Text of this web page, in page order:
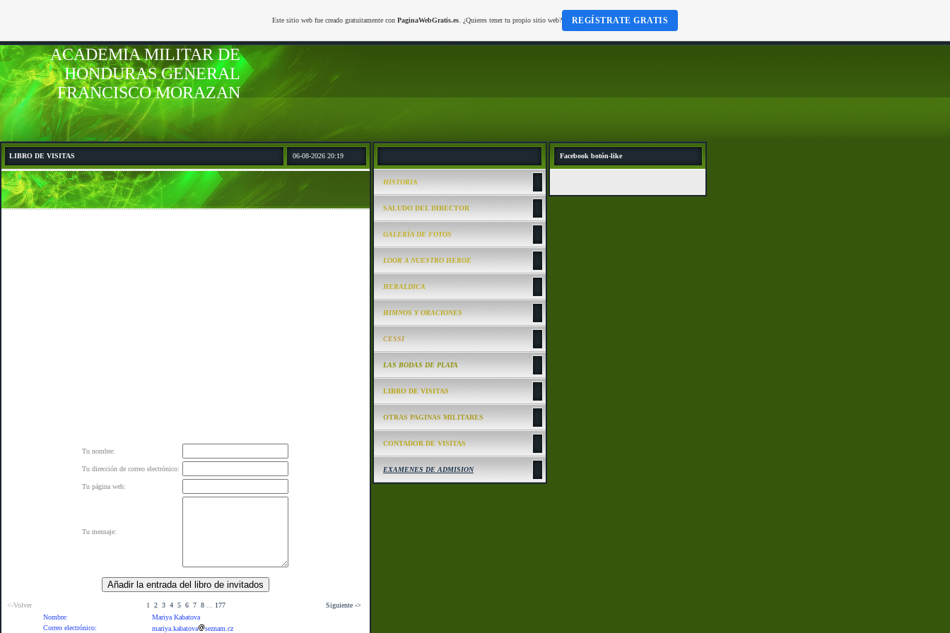
ACADEMIA MILITAR DE
HONDURAS GENERAL
FRANCISCO MORAZAN
LIBRO DE VISITAS 06-08-2026 20:19
Tu nombre:
Tu dirección de correo electrónico:
Tu página web:
Tu mensaje:
<-Volver 1 2 3 4 5 6 7 8 177
Siguiente ->
Nombre:
Mariya Kabatova
Correo electrónico:
mariya.kabatova
seznam.cz
HISTORIA
SALUDO DEL DIRECTOR
GALERÍA DE FOTOS
LOOR A NUESTRO HEROE
HERALDICA
HIMNOS Y ORACIONES
CESSI
LAS BODAS DE PLATA
LIBRO DE VISITAS
OTRAS PAGINAS MILITARES
CONTADOR DE VISITAS
EXAMENES DE ADMISION
Facebook botón-like
Este sitio web fue creado gratuitamente con PaginaWebGratis.es. ¿Quieres tener tu propio sitio web? REGÍSTRATE GRATIS